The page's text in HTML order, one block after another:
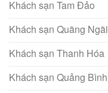
Khách sạn Tam Đảo
Khách sạn Quãng Ngãi
Khách sạn Thanh Hóa
Khách sạn Quảng Bình